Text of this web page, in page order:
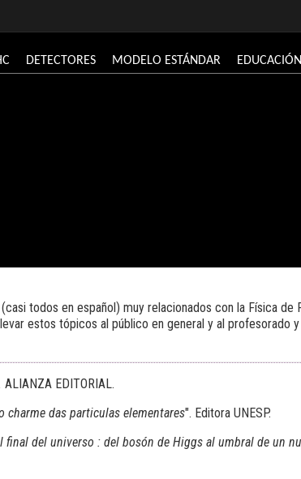
DETECTORES MODELO ESTÁNDAR EDUCACIÓN
todos en español) muy relacionados con la Física de
estos tópicos al público en general y al profesorado
ALIANZA EDITORIAL.
charme das particulas elementares". Editora UNESP.
final del universo : del bosón de Higgs al umbral de un